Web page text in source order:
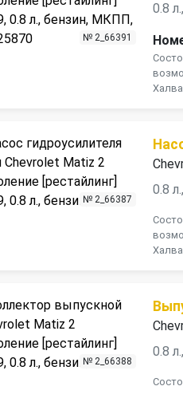
№ 2_66391
0.8
№ 2_66387
0.8
№ 2_66388
0.8